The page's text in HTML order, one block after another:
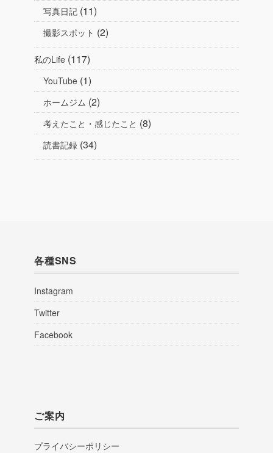
写真日記 (11)
撮影スポット (2)
私のLife (117)
YouTube (1)
ホームジム (2)
考えたこと・感じたこと (8)
読書記録 (34)
各種SNS
Instagram
Twitter
Facebook
ご案内
プライバシーポリシー